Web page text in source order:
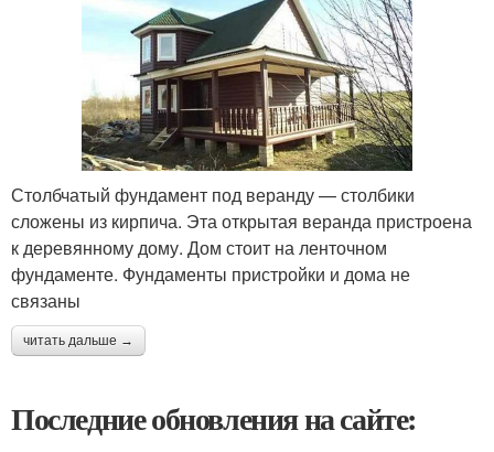
Столбчатый фундамент под веранду — столбики
сложены из кирпича. Эта открытая веранда пристроена
к деревянному дому. Дом стоит на ленточном
фундаменте. Фундаменты пристройки и дома не
связаны
читать дальше →
Последние обновления на сайте: